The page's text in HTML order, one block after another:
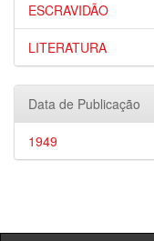
ESCRAVIDÃO
LITERATURA
Data de Publicação
1949